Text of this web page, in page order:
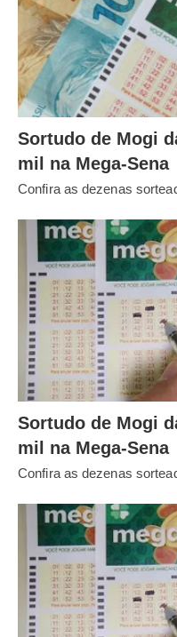
Sortudo de Mogi
mil na Mega-Sena
Confira as dezenas
Sortudo de Mogi
mil na Mega-Sena
Confira as dezenas